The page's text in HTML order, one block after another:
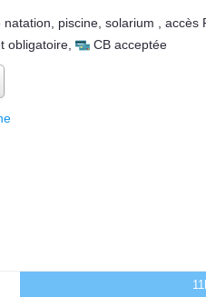
natation piscine solarium accès
obligatoire CB acceptée